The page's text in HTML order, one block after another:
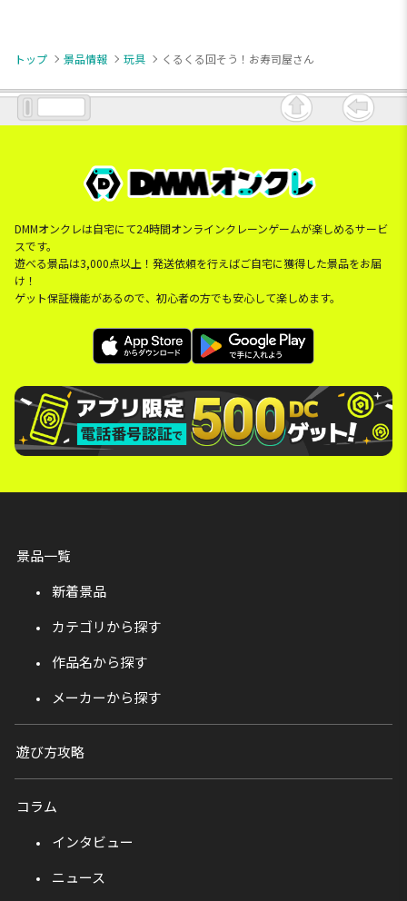
トップ 景品情報 玩具 くるくる回そう！お寿司屋さん
DMMオンクレは自宅にて24時間オンラインクレーンゲームが楽しめるサービ
スです。
遊べる景品は3,000点以上！発送依頼を行えばご自宅に獲得した景品をお届
け！
ゲット保証機能があるので、初心者の方でも安心して楽しめます。
景品一覧
新着景品
カテゴリから探す
作品名から探す
メーカーから探す
遊び方攻略
コラム
インタビュー
ニュース